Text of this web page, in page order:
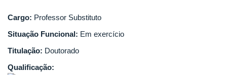
Cargo: Professor Substituto
Situação Funcional: Em exercício
Titulação: Doutorado
Qualificação: